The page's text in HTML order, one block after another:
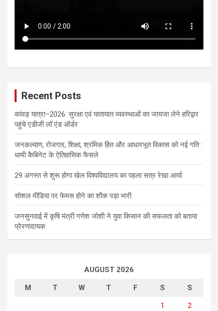
Recent Posts
कांवड़ यात्रा–2026: सुरक्षा एवं यातायात व्यवस्थाओं का जायजा लेने हरिद्वार
पहुंचे एडीजी लॉ एंड ऑर्डर
जनकल्याण, रोजगार, शिक्षा, श्रमिक हित और आधारभूत विकास को नई गति :
धामी कैबिनेट के ऐतिहासिक फैसले
29 अगस्त से शुरू होगा खेल विश्वविद्यालय का पहला सत्र रेखा आर्या
सोशल मीडिया पर फेमस होने का शौक पड़ा भारी
जनसुनवाई में कृषि मंत्री गणेश जोशी ने युवा किसान की सफलता को बताया
प्रेरणादायक
AUGUST 2026
M T W T F S S
1 2